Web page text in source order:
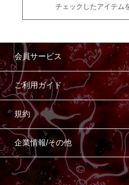
チェックしたアイテム
会員サービス
ご利用ガイド
規約
企業情報/その他